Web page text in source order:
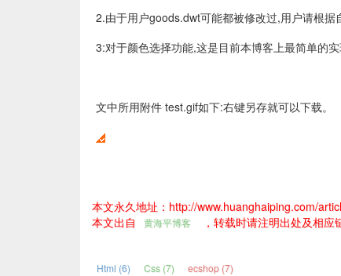
2.由于用户goods.dwt可能都被修改过,用户请根据
3:对于颜色选择功能,这是目前本博客上最简单的
文中所用附件 test.gif如下:右键另存就可以下载。
本文永久地址：http://www.huanghaiping.com/
本文出自
黄海平博客 ，转载时请注明出处及相应
Html (6) Css (7) ecshop (7)